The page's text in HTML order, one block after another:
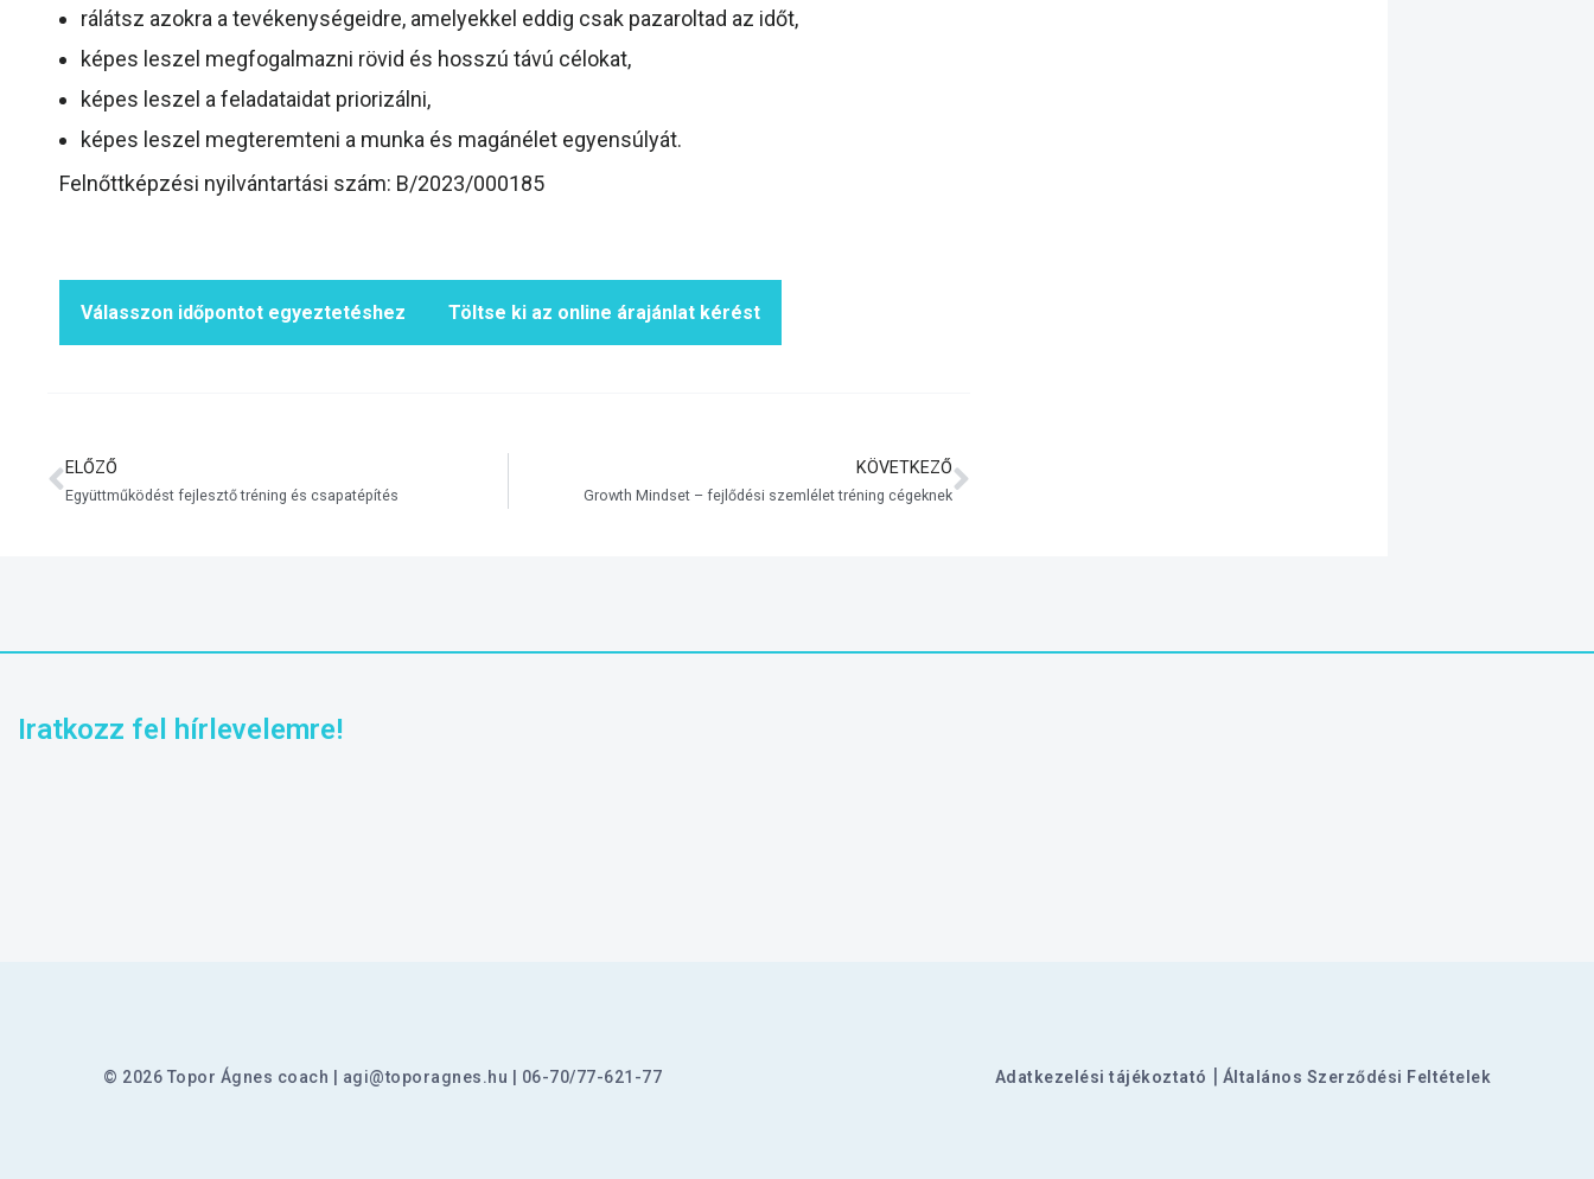
rálátsz azokra a tevékenységeidre, amelyekkel eddig csak pazaroltad az időt,
képes leszel megfogalmazni rövid és hosszú távú célokat,
képes leszel a feladataidat priorizálni,
képes leszel megteremteni a munka és magánélet egyensúlyát.
Felnőttképzési nyilvántartási szám: B/2023/000185
Válasszon időpontot egyeztetéshez Töltse ki az online árajánlat kérést
ELŐZŐ
Együttműködést fejlesztő tréning és csapatépítés
KÖVETKEZŐ
Growth Mindset – fejlődési szemlélet tréning cégeknek
Iratkozz fel hírlevelemre!
© 2026 Topor Ágnes coach agi@toporagnes.hu 06-70/77-621-77 Adatkezelési tájékoztató | Általános Szerződési Feltételek